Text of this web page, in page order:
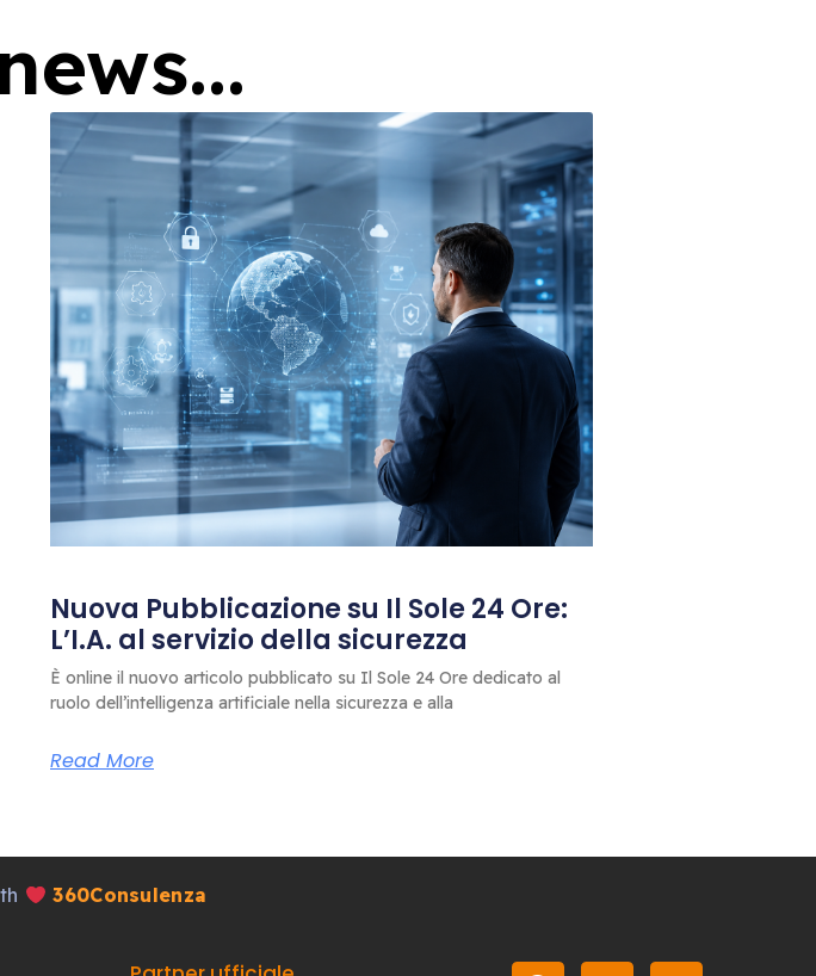
Nuova Pubblicazione su Il Sole 24 Ore:
L’I.A. al servizio della sicurezza
È online il nuovo articolo pubblicato su Il Sole 24 Ore dedicato al
ruolo dell’intelligenza artificiale nella sicurezza e alla
Read More
360Consulenza